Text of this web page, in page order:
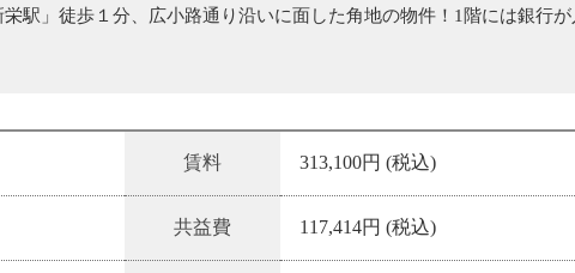
駅」徒歩１分、広小路通り沿いに面した角地の物件！1階には銀行が
賃料 313,100円 (税込)
共益費 117,414円 (税込)